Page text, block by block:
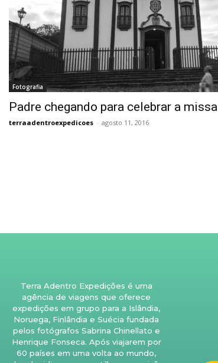
Fotografia
Padre chegando para celebrar a missa
terraadentroexpedicoes - agosto 11, 2016
Terra Adentro Expedições é uma
agência de viagens que oferece
expedições em grupo para a Islândia,
Noruega, Finlândia e Suécia fundada
pelos fotógrafos Sabrina Chinellato e
Henrique Fonseca. Após viajarem por
60 países em uma volta ao mundo,